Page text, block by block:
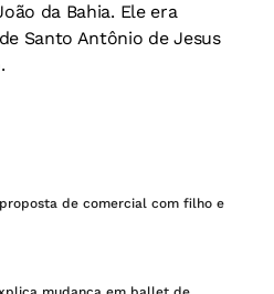
da Bahia. Ele era
Santo Antônio de Jesus
de comercial com filho e